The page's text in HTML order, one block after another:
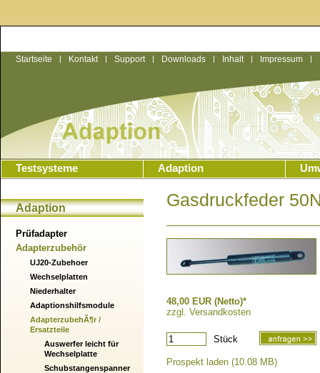
Startseite | Kontakt | Support | Downloads | Inhalt | Impressum |
Testsysteme Adaption
Adaption
Prüfadapter
Adapterzubehör
UJ20-Zubehoer
Wechselplatten
Niederhalter
Adaptionshilfsmodule
AdapterzubehÃ¶r /
Ersatzteile
Auswerfer leicht für
Wechselplatte
Schubstangenspanner
Gasdruckfeder
48,00 EUR (Netto)*
zzgl. Versandkosten
Stück
Prospekt laden (10.08 MB)